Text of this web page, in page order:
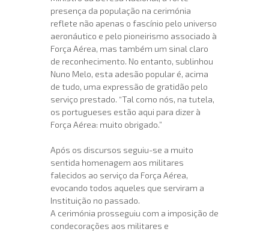
presença da população na cerimónia
reflete não apenas o fascínio pelo universo
aeronáutico e pelo pioneirismo associado à
Força Aérea, mas também um sinal claro
de reconhecimento. No entanto, sublinhou
Nuno Melo, esta adesão popular é, acima
de tudo, uma expressão de gratidão pelo
serviço prestado. “Tal como nós, na tutela,
os portugueses estão aqui para dizer à
Força Aérea: muito obrigado.”
Após os discursos seguiu-se a muito
sentida homenagem aos militares
falecidos ao serviço da Força Aérea,
evocando todos aqueles que serviram a
Instituição no passado.
A cerimónia prosseguiu com a imposição de
condecorações aos militares e